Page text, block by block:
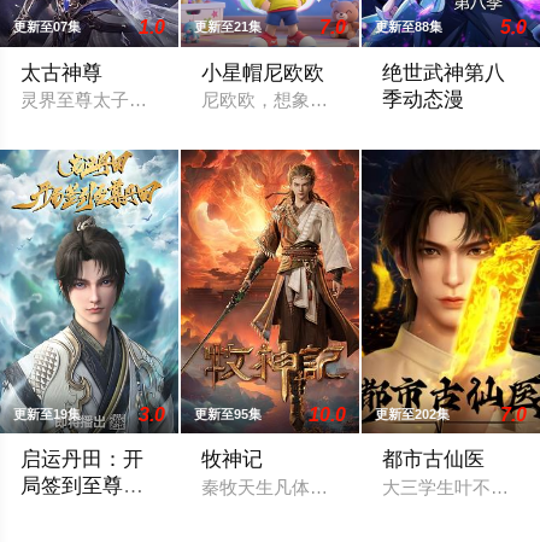
更新至07集 1.0
太古神尊
灵界至尊太子惨遭算计身死，重生跌落凡尘沦为底层杂役！身
更新至21集 7.0
小星帽尼欧欧
尼欧欧，想象大爆发！每当遇到问题，尼
更新至88集 5.0
绝世武神第八
季动态漫
更新至19集 3.0
启运丹田：开
局签到至尊丹
更新至95集 10.0
牧神记
秦牧天生凡体，历经考验成为天魔教教主
更新至202集 7.0
都市古仙医
大三学生叶不凡，